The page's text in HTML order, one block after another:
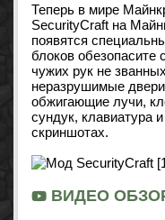
Теперь в мире
SecurityCraft на
появятся
блоков
чужих рук не
неразрушимые
обжигающие лучи,
сундук, клавиатура
скриншотах.
ВИДЕО